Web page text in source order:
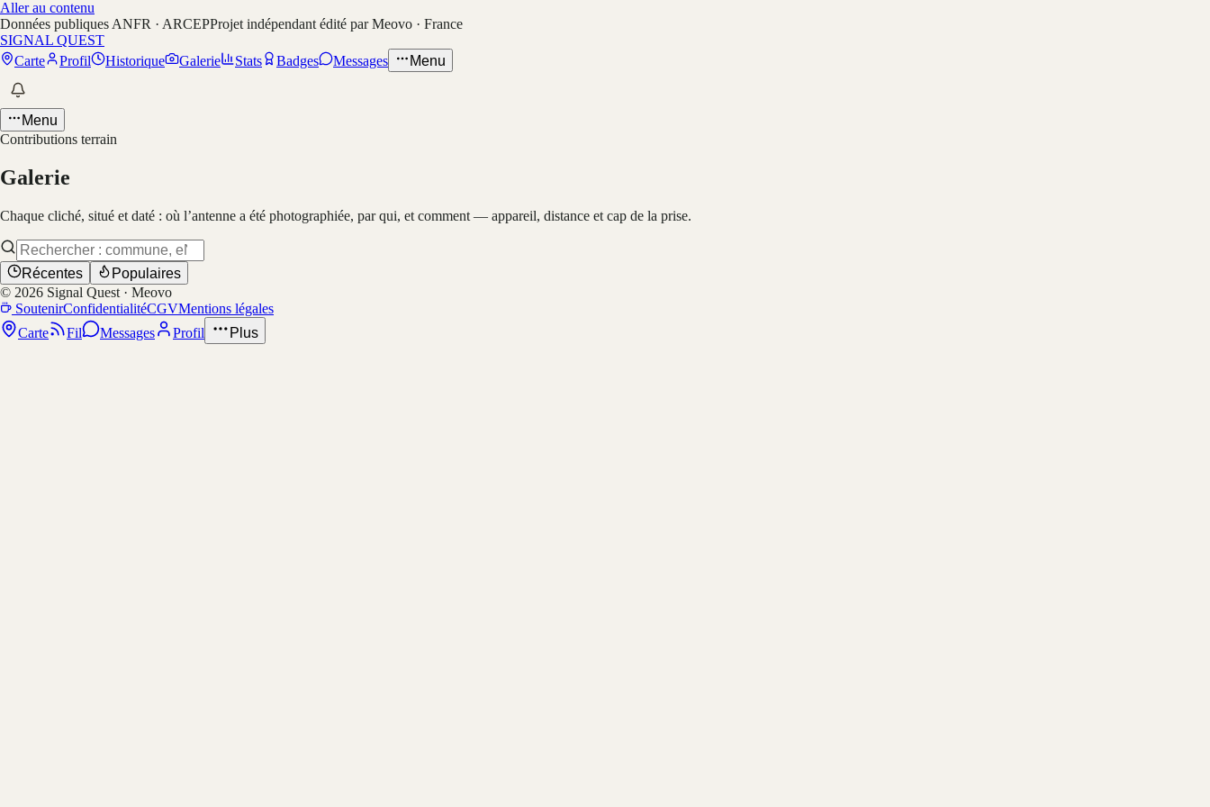
Aller au contenu
Données publiques ANFR · ARCEPProjet indépendant édité par Meovo · France
SIGNAL QUEST
Carte
Profil Historique Galerie Stats Badges Messages Menu
Menu
Contributions terrain
Galerie
Chaque cliché, situé et daté : où l’antenne a été photographiée, par qui, et comment — appareil, distance et cap de la prise.
Récentes
Populaires
© 2026 Signal Quest · Meovo
SoutenirConfidentialitéCGVMentions légales
Carte
Fil Messages Profil Plus